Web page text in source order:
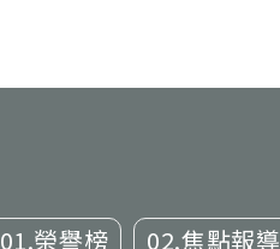
01.榮譽榜 02.焦點報導